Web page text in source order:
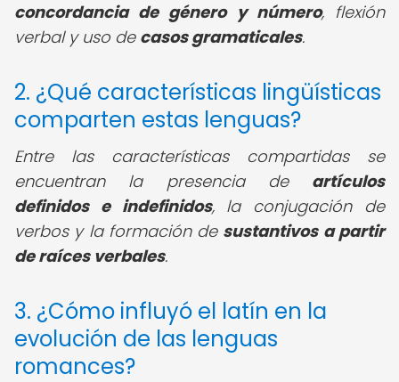
concordancia de género y número, flexión
verbal y uso de casos gramaticales.
2. ¿Qué características lingüísticas
comparten estas lenguas?
Entre las características compartidas se
encuentran la presencia de artículos
definidos e indefinidos, la conjugación de
verbos y la formación de sustantivos a partir
de raíces verbales.
3. ¿Cómo influyó el latín en la
evolución de las lenguas
romances?